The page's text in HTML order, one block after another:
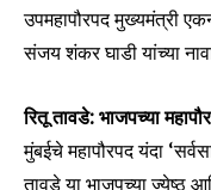
उपमहापौरपद मुख्यमंत्री
संजय शंकर घाडी यांच्या
रितू तावडे: भाजपच्या
मुंबईचे महापौरपद यंदा
तावडे या भाजपच्या ज्येष्ठ